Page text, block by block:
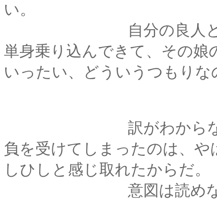
い。
自分の良人と親しか
単身乗り込んできて、その
いったい、どういうつもりな
訳がわからないまま
負を受けてしまったのは、
しひしと感じ取れたからだ。
意図は読めない。し